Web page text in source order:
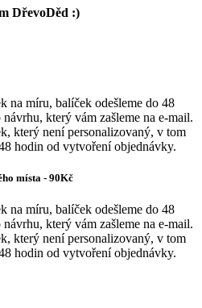
DřevoDěd :)
na míru, balíček odešleme do 48
který vám zašleme na e-mail.
který není personalizovaný, v tom
hodin od vytvoření objednávky.
místa - 90Kč
na míru, balíček odešleme do 48
který vám zašleme na e-mail.
který není personalizovaný, v tom
hodin od vytvoření objednávky.